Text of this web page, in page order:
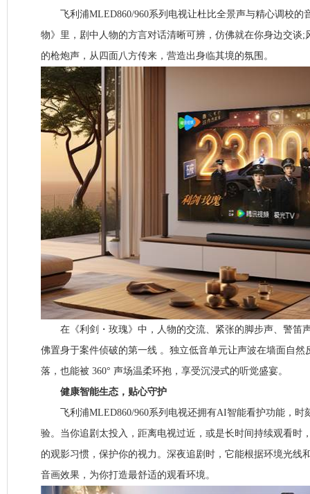
飞利浦MLED860/960系列电视让杜比全景声与精心调校的
物》里，剧中人物的方言对话清晰可辨，仿佛就在你身边交谈;
的枪炮声，从四面八方传来，营造出身临其境的氛围。
在《利剑・玫瑰》中，人物的交流、紧张的脚步声、警笛
佛置身于案件侦破的第一线 。独立低音单元让声波在墙面自然
落，也能被 360° 声场温柔环抱，享受沉浸式的听觉盛宴。
健康智能生态，贴心守护
飞利浦MLED860/960系列电视还拥有AI智能看护功能，时
验。当你追剧太投入，距离电视过近，或是长时间持续观看时
的观影习惯，保护你的视力。深夜追剧时，它能根据环境光线
音画效果，为你打造最舒适的观看环境。